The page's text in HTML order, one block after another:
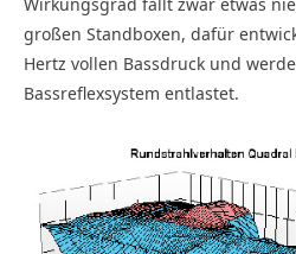
Wirkungsgrad fällt zwar etwas
großen Standboxen, dafür
Hertz vollen Bassdruck und
Bassreflexsystem entlastet.